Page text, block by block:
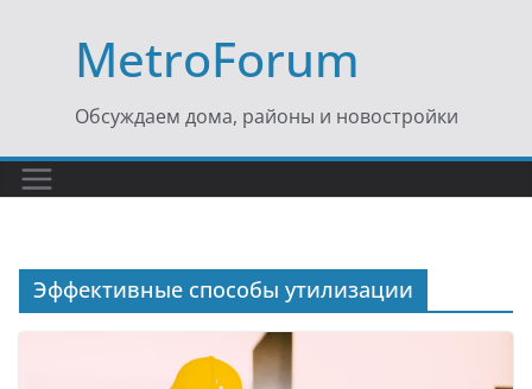
содержимомуMetroForum
Обсуждаем дома, районы и новостройки
Эффективные способы утилизации